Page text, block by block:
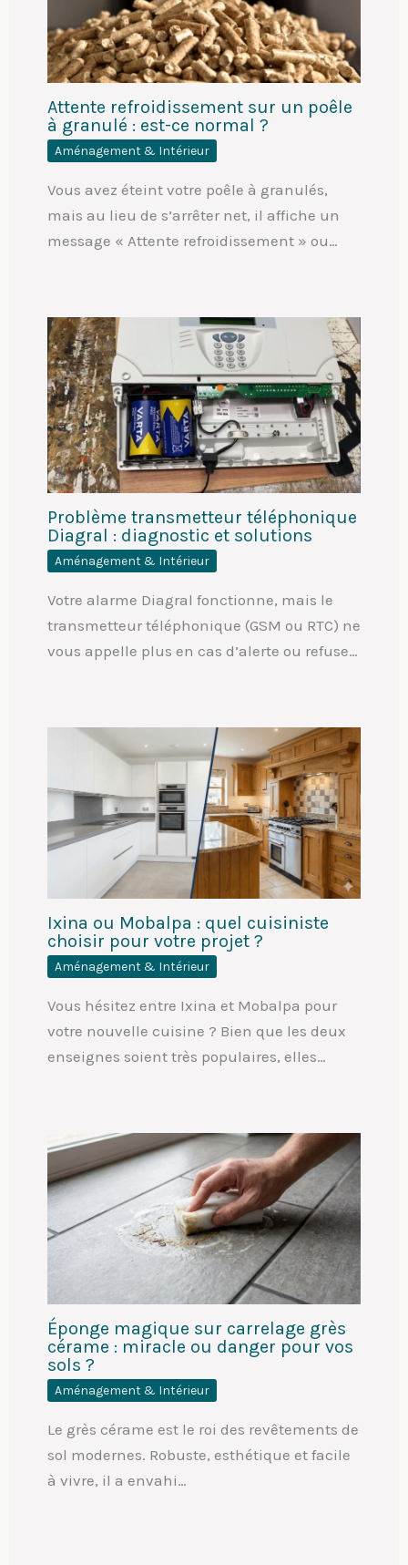
Attente refroidissement sur un poêle
à granulé : est-ce normal ?
Aménagement & Intérieur
Vous avez éteint votre poêle à granulés,
mais au lieu de s’arrêter net, il affiche un
message « Attente refroidissement » ou…
Problème transmetteur téléphonique
Diagral : diagnostic et solutions
Aménagement & Intérieur
Votre alarme Diagral fonctionne, mais le
transmetteur téléphonique (GSM ou RTC) ne
vous appelle plus en cas d’alerte ou refuse…
Ixina ou Mobalpa : quel cuisiniste
choisir pour votre projet ?
Aménagement & Intérieur
Vous hésitez entre Ixina et Mobalpa pour
votre nouvelle cuisine ? Bien que les deux
enseignes soient très populaires, elles…
Éponge magique sur carrelage grès
cérame : miracle ou danger pour vos
sols ?
Aménagement & Intérieur
Le grès cérame est le roi des revêtements de
sol modernes. Robuste, esthétique et facile
à vivre, il a envahi…